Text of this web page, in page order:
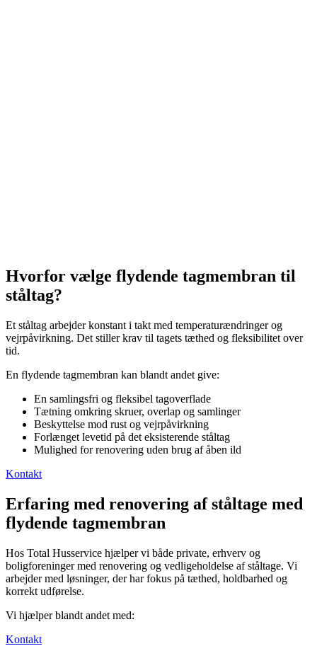
Hvorfor vælge flydende tagmembran til
ståltag?
Et ståltag arbejder konstant i takt med temperaturændringer og
vejrpåvirkning. Det stiller krav til tagets tæthed og fleksibilitet over
tid.
En flydende tagmembran kan blandt andet give:
En samlingsfri og fleksibel tagoverflade
Tætning omkring skruer, overlap og samlinger
Beskyttelse mod rust og vejrpåvirkning
Forlænget levetid på det eksisterende ståltag
Mulighed for renovering uden brug af åben ild
Kontakt
Erfaring med renovering af ståltage med
flydende tagmembran
Hos Total Husservice hjælper vi både private, erhverv og
boligforeninger med renovering og vedligeholdelse af ståltage. Vi
arbejder med løsninger, der har fokus på tæthed, holdbarhed og
korrekt udførelse.
Vi hjælper blandt andet med:
Kontakt